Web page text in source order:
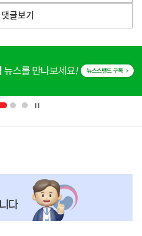
댓글보기